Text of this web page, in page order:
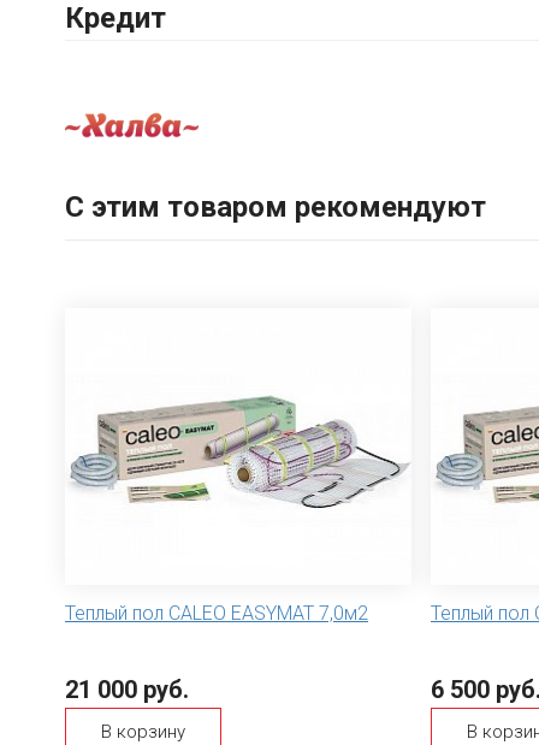
Кредит
С этим товаром рекомендуют
Теплый пол CALEO EASYMAT 7,0м2
21 000 руб.
В корзину
Теплый пол
6 500 руб.
В